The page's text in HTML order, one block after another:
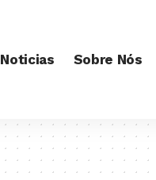
Noticias Sobre Nós